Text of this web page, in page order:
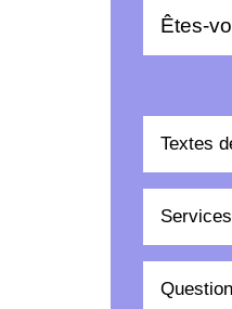
Êtes-
Textes